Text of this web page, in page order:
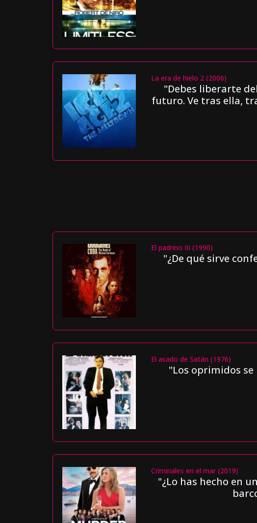
La era de hielo 2 (2006)
"Debes liberarte
futuro. Ve tras ella,
El padrino III (1990)
"¿De qué sirve
El asado de Satán (1976)
"Los oprimidos
Criminales en el mar (2019)
"¿Lo has hecho en